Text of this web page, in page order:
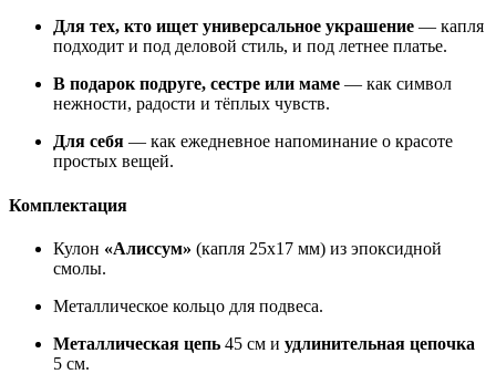
Для тех, кто ищет универсальное украшение — капля
подходит и под деловой стиль, и под летнее платье.
В подарок подруге, сестре или маме — как символ
нежности, радости и тёплых чувств.
Для себя — как ежедневное напоминание о красоте
простых вещей.
Комплектация
Кулон «Алиссум» (капля 25х17 мм) из эпоксидной
смолы.
Металлическое кольцо для подвеса.
Металлическая цепь 45 см и удлинительная цепочка
5 см.